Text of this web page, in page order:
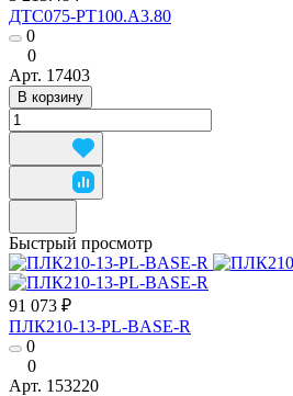
ДТС075-РТ100.А3.80
0
0
Арт. 17403
В корзину
Быстрый просмотр
91 073 ₽
ПЛК210-13-PL-BASE-R
0
0
Арт. 153220